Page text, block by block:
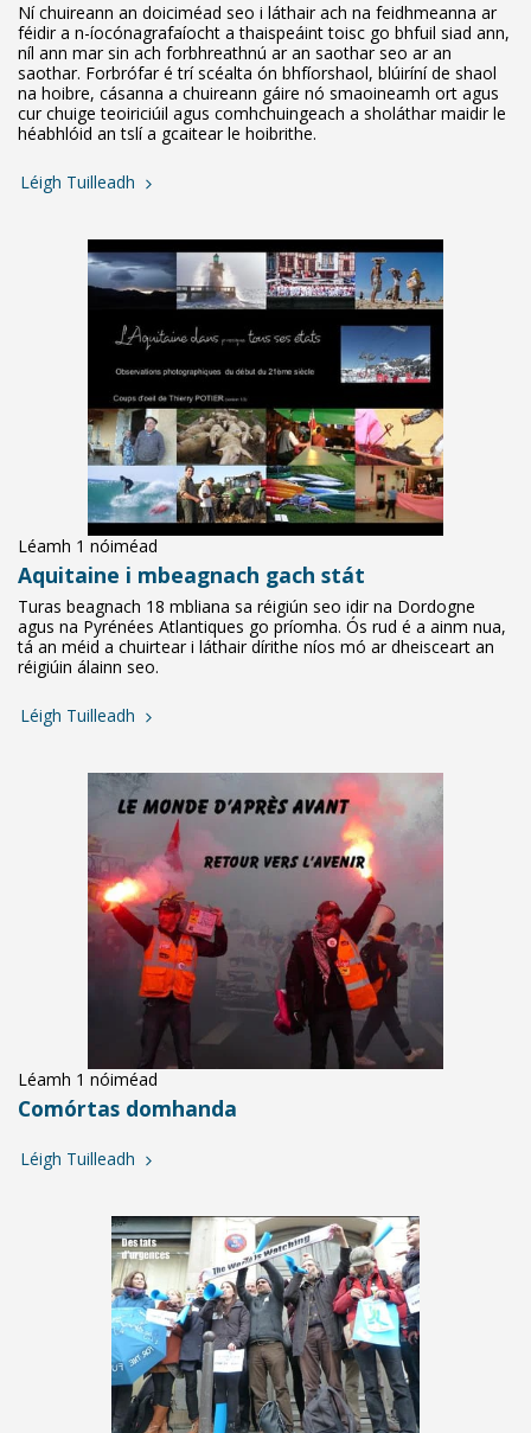
Ní chuireann an doiciméad seo i láthair ach na feidhmeanna ar
féidir a n-íocónagrafaíocht a thaispeáint toisc go bhfuil siad ann,
níl ann mar sin ach forbhreathnú ar an saothar seo ar an
saothar. Forbrófar é trí scéalta ón bhfíorshaol, blúiríní de shaol
na hoibre, cásanna a chuireann gáire nó smaoineamh ort agus
cur chuige teoiriciúil agus comhchuingeach a sholáthar maidir le
héabhlóid an tslí a gcaitear le hoibrithe.
Léigh Tuilleadh
Léamh 1 nóiméad
Aquitaine i mbeagnach gach stát
Turas beagnach 18 mbliana sa réigiún seo idir na Dordogne
agus na Pyrénées Atlantiques go príomha. Ós rud é a ainm nua,
tá an méid a chuirtear i láthair dírithe níos mó ar dheisceart an
réigiúin álainn seo.
Léigh Tuilleadh
Léamh 1 nóiméad
Comórtas domhanda
Léigh Tuilleadh